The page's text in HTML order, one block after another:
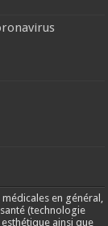
en général,
(technologie
ainsi que